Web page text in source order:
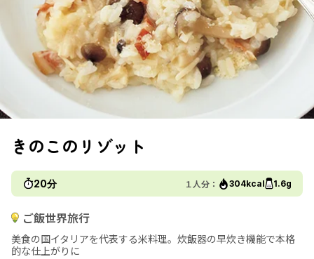
きのこのリゾット
20分 １人分： 304kcal 1.6g
ご飯世界旅行
美食の国イタリアを代表する米料理。炊飯器の早炊き機能で本格
的な仕上がりに